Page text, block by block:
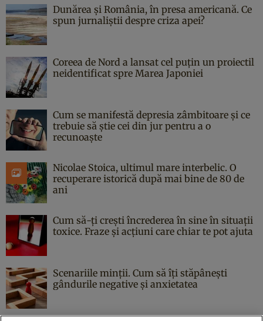
Dunărea și România, în presa americană. Ce
spun jurnaliștii despre criza apei?
Coreea de Nord a lansat cel puțin un proiectil
neidentificat spre Marea Japoniei
Cum se manifestă depresia zâmbitoare și ce
trebuie să știe cei din jur pentru a o
recunoaște
Nicolae Stoica, ultimul mare interbelic. O
recuperare istorică după mai bine de 80 de
ani
Cum să-ți crești încrederea în sine în situații
toxice. Fraze și acțiuni care chiar te pot ajuta
Scenariile minții. Cum să îți stăpânești
gândurile negative și anxietatea